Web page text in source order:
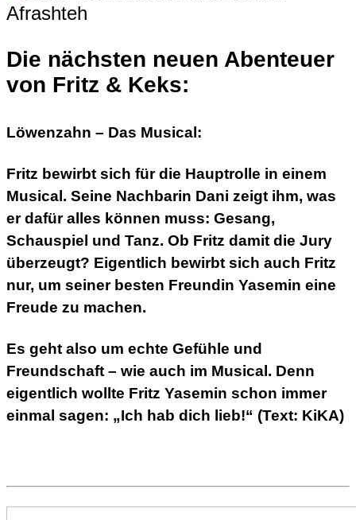
Die nächsten neuen Abenteuer
von Fritz & Keks:
Löwenzahn – Das Musical:
Fritz bewirbt sich für die Hauptrolle in einem
Musical. Seine Nachbarin Dani zeigt ihm, was
er dafür alles können muss: Gesang,
Schauspiel und Tanz. Ob Fritz damit die Jury
überzeugt? Eigentlich bewirbt sich auch Fritz
nur, um seiner besten Freundin Yasemin eine
Freude zu machen.
Es geht also um echte Gefühle und
Freundschaft – wie auch im Musical. Denn
eigentlich wollte Fritz Yasemin schon immer
einmal sagen: „Ich hab dich lieb!“ (Text: KiKA)